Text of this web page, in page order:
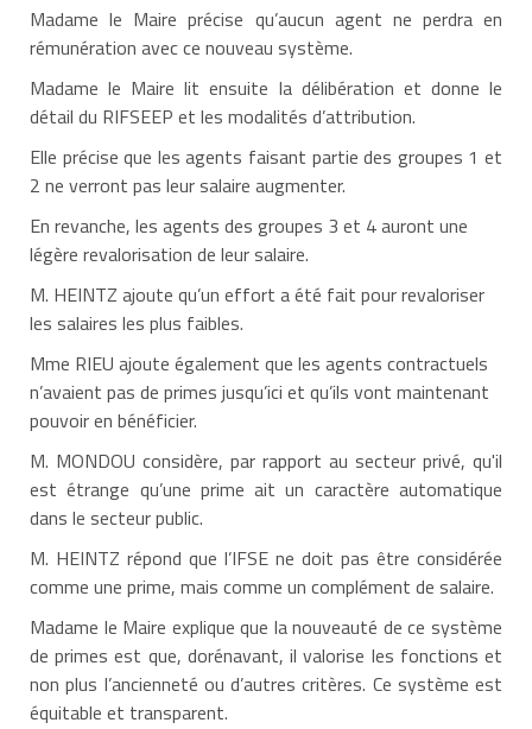
Madame le Maire précise qu’aucun agent ne perdra en
rémunération avec ce nouveau système.
Madame le Maire lit ensuite la délibération et donne le
détail du RIFSEEP et les modalités d’attribution.
Elle précise que les agents faisant partie des groupes 1 et
2 ne verront pas leur salaire augmenter.
En revanche, les agents des groupes 3 et 4 auront une
légère revalorisation de leur salaire.
M. HEINTZ ajoute qu’un effort a été fait pour revaloriser
les salaires les plus faibles.
Mme RIEU ajoute également que les agents contractuels
n’avaient pas de primes jusqu’ici et qu’ils vont maintenant
pouvoir en bénéficier.
M. MONDOU considère, par rapport au secteur privé, qu'il
est étrange qu’une prime ait un caractère automatique
dans le secteur public.
M. HEINTZ répond que l’IFSE ne doit pas être considérée
comme une prime, mais comme un complément de salaire.
Madame le Maire explique que la nouveauté de ce système
de primes est que, dorénavant, il valorise les fonctions et
non plus l’ancienneté ou d’autres critères. Ce système est
équitable et transparent.